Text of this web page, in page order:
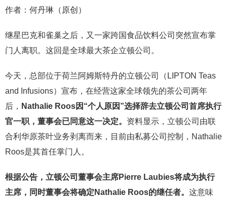
作者：何丹琳（原创）
继星巴克和雀巢之后，又一家跨国食品饮料公司突然宣布掌
门人离职。这回是全球最大茶企立顿公司。
今天，总部位于荷兰阿姆斯特丹的立顿公司（LIPTON Teas
and Infusions）宣布，在经营这家全球领先的茶公司两年
后， Nathalie Roos因“个人原因”选择辞去立顿公司首席执行
官一职，董事会已同意这一决定。 资料显示，立顿公司由联
合利华原茶叶业务剥离而来，目前由私募公司控制，Nathalie
Roos是其首任掌门人。
根据公告，立顿公司董事会主席Pierre Laubies将成为执行
主席，同时董事会将确定Nathalie Roos的继任者。 这意味